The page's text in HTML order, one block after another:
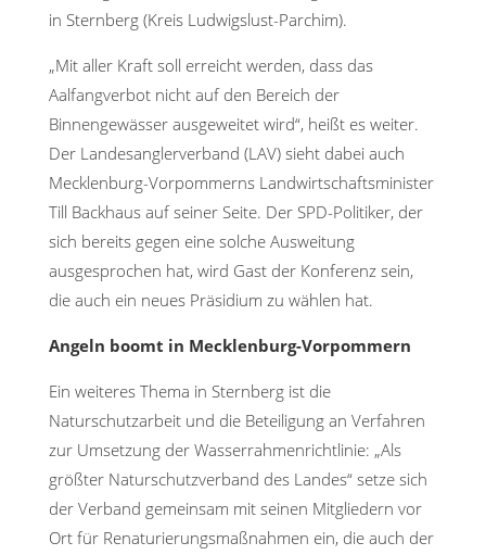
in Sternberg (Kreis Ludwigslust-Parchim).
„Mit aller Kraft soll erreicht werden, dass das
Aalfangverbot nicht auf den Bereich der
Binnengewässer ausgeweitet wird“, heißt es weiter.
Der Landesanglerverband (LAV) sieht dabei auch
Mecklenburg-Vorpommerns Landwirtschaftsminister
Till Backhaus auf seiner Seite. Der SPD-Politiker, der
sich bereits gegen eine solche Ausweitung
ausgesprochen hat, wird Gast der Konferenz sein,
die auch ein neues Präsidium zu wählen hat.
Angeln boomt in Mecklenburg-Vorpommern
Ein weiteres Thema in Sternberg ist die
Naturschutzarbeit und die Beteiligung an Verfahren
zur Umsetzung der Wasserrahmenrichtlinie: „Als
größter Naturschutzverband des Landes“ setze sich
der Verband gemeinsam mit seinen Mitgliedern vor
Ort für Renaturierungsmaßnahmen ein, die auch der